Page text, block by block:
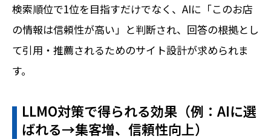
検索順位で1位を目指すだけでなく、AIに「このお店
の情報は信頼性が高い」と判断され、回答の根拠とし
て引用・推薦されるためのサイト設計が求められま
す。
LLMO対策で得られる効果（例：AIに選
ばれる→集客増、信頼性向上）